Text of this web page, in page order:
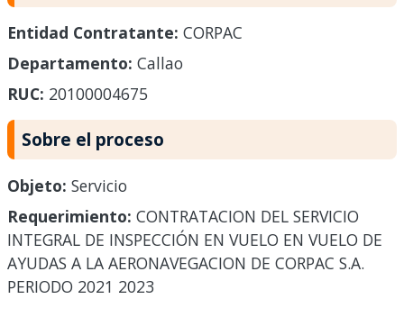
Entidad Contratante: CORPAC
Departamento: Callao
RUC: 20100004675
Sobre el proceso
Objeto: Servicio
Requerimiento: CONTRATACION DEL SERVICIO
INTEGRAL DE INSPECCIÓN EN VUELO EN VUELO DE
AYUDAS A LA AERONAVEGACION DE CORPAC S.A.
PERIODO 2021 2023